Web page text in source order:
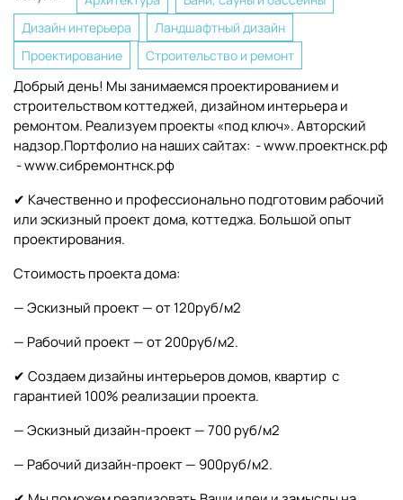
Дизайн интерьера
Ландшафтный дизайн
Проектирование
Строительство и ремонт
Добрый день! Мы занимаемся проектированием и
строительством коттеджей, дизайном интерьера и
ремонтом. Реализуем проекты «под ключ». Авторский
надзор.Портфолио на наших сайтах: - www.проектнск.рф
- www.сибремонтнск.рф
✔ Качественно и профессионально подготовим рабочий
или эскизный проект дома, коттеджа. Большой опыт
проектирования.
Стоимость проекта дома:
— Эскизный проект — от 120руб/м2
— Рабочий проект — от 200руб/м2.
✔ Создаем дизайны интерьеров домов, квартир с
гарантией 100% реализации проекта.
— Эскизный дизайн-проект — 700 руб/м2
— Рабочий дизайн-проект — 900руб/м2.